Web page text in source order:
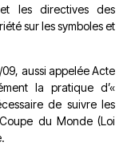
les directives des
sur les symboles et
aussi appelée Acte
la pratique d’«
de suivre les
du Monde (Loi